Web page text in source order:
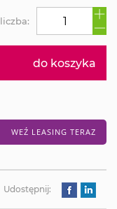
do koszyka
WEŹ LEASING TERAZ
liczba:
Udostępnij: